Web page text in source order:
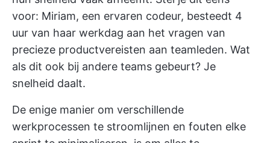
voor: Miriam, een ervaren codeur, besteedt 4
uur van haar werkdag aan het vragen van
precieze productvereisten aan teamleden. Wat
als dit ook bij andere teams gebeurt? Je
snelheid daalt.
De enige manier om verschillende
werkprocessen te stroomlijnen en fouten elke